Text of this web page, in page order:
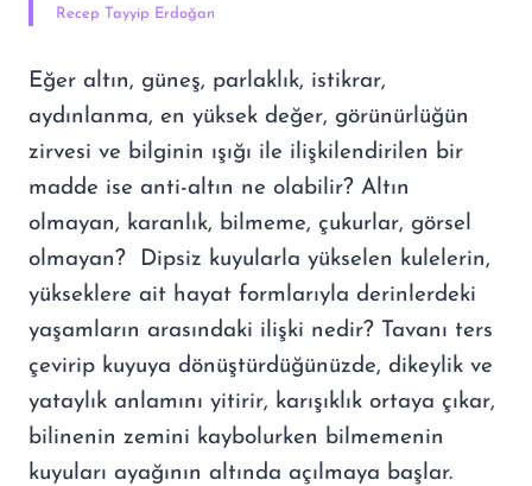
Recep Tayyip Erdoğan
Eğer altın, güneş, parlaklık, istikrar,
aydınlanma, en yüksek değer, görünürlüğün
zirvesi ve bilginin ışığı ile ilişkilendirilen bir
madde ise anti-altın ne olabilir? Altın
olmayan, karanlık, bilmeme, çukurlar, görsel
olmayan? Dipsiz kuyularla yükselen kulelerin,
yükseklere ait hayat formlarıyla derinlerdeki
yaşamların arasındaki ilişki nedir? Tavanı ters
çevirip kuyuya dönüştürdüğünüzde, dikeylik ve
yataylık anlamını yitirir, karışıklık ortaya çıkar,
bilinenin zemini kaybolurken bilmemenin
kuyuları ayağının altında açılmaya başlar.